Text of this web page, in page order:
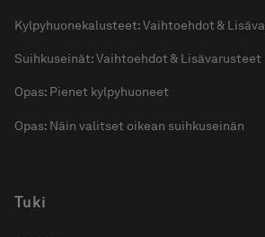
Kylpyhuonekalusteet: Vaihtoehdot &
Suihkuseinät: Vaihtoehdot & Lisävarusteet
Opas: Pienet kylpyhuoneet
Opas: Näin valitset oikean suihkuseinän
Tuki